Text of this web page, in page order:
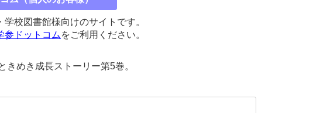
学校図書館様向けのサイトです。
参ドットコム をご利用ください。
めき成長ストーリー第5巻。